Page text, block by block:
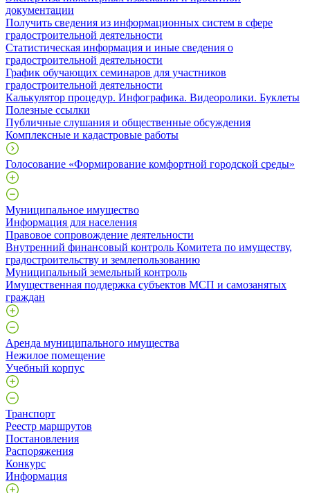
документации
Получить сведения из информационных систем в сфере
градостроительной деятельности
Статистическая информация и иные сведения о
градостроительной деятельности
График обучающих семинаров для участников
градостроительной деятельности
Калькулятор процедур. Инфографика. Видеоролики. Буклеты
Полезные ссылки
Публичные слушания и общественные обсуждения
Комплексные и кадастровые работы
Голосование «Формирование комфортной городской среды»
Муниципальное имущество
Информация для населения
Правовое сопровождение деятельности
Внутренний финансовый контроль Комитета по имуществу,
градостроительству и землепользованию
Муниципальный земельный контроль
Имущественная поддержка субъектов МСП и самозанятых
граждан
Аренда муниципального имущества
Нежилое помещение
Учебный корпус
Транспорт
Реестр маршрутов
Постановления
Распоряжения
Конкурс
Информация